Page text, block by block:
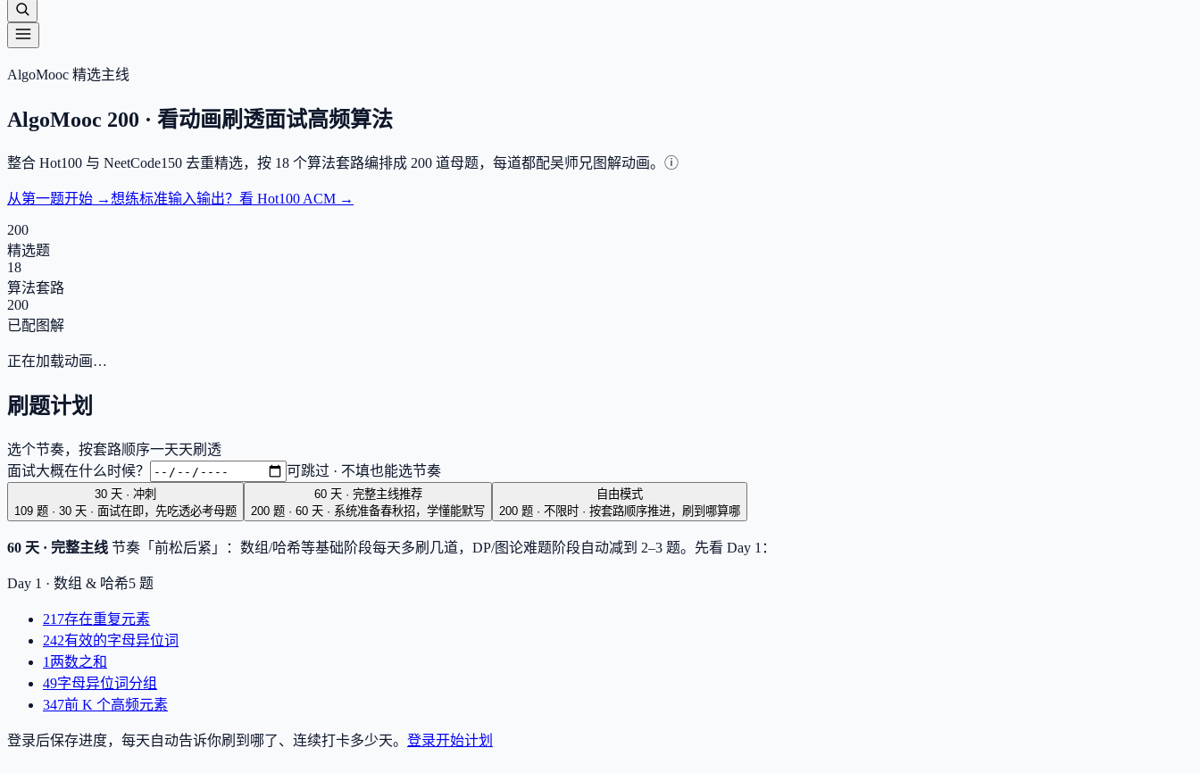
AlgoMooc 精选主线
AlgoMooc 200 · 看动画刷透面试高频算法
整合 Hot100 与 NeetCode150 去重精选，按 18 个算法套路编排成 200 道母题，每道都配吴师兄图解动画。 ⓘ
从第一题开始 →想练标准输入输出？看 Hot100 ACM →
200
精选题
18
算法套路
200
已配图解
正在加载动画…
刷题计划
选个节奏，按套路顺序一天天刷透
面试大概在什么时候？
可跳过 · 不填也能选节奏
30 天 · 冲刺
109 题 · 30 天 · 面试在即，先吃透必考母题
60 天 · 完整主线推荐
200 题 · 60 天 · 系统准备春秋招，学懂能默写
自由模式
200 题 · 不限时 · 按套路顺序推进，刷到哪算哪
60 天 · 完整主线 节奏「前松后紧」：数组/哈希等基础阶段每天多刷几道，DP/图论难题阶段自动减到 2–3 题。先看 Day 1：
Day 1 · 数组 & 哈希5 题
217存在重复元素
242有效的字母异位词
1 两数之和
49字母异位词分组
347前 K 个高频元素
登录后保存进度，每天自动告诉你刷到哪了、连续打卡多少天。 登录开始计划